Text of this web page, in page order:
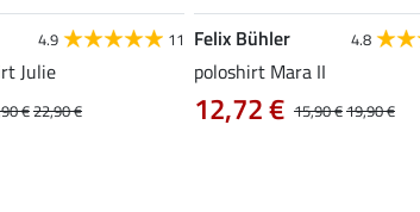
4.9 11
Julie
€22,90 €
Felix Bühler 4.8
poloshirt Mara II
15,90 €19,90 €
12,72 €